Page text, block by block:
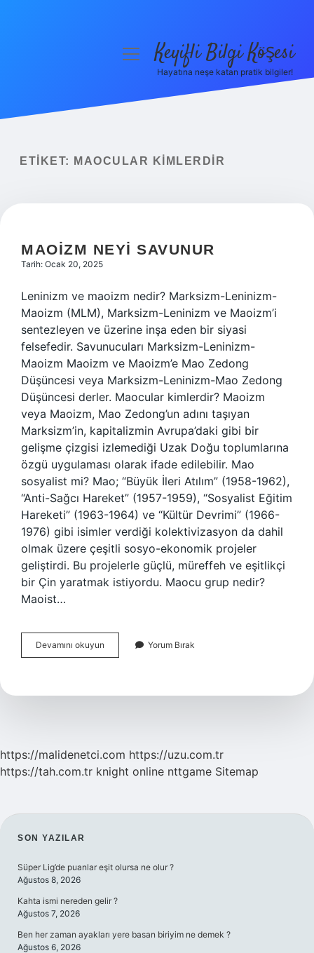
Yasal Uyarı
menüyüKeyifli Bilgi Köşesi
Hayatına neşe katan pratik bilgiler!
ETIKET: MAOCULAR KIMLERDIR
MAOIZM NEYI SAVUNUR
Tarih: Ocak 20, 2025
Leninizm ve maoizm nedir? Marksizm-Leninizm-
Maoizm (MLM), Marksizm-Leninizm ve Maoizm’i
sentezleyen ve üzerine inşa eden bir siyasi
felsefedir. Savunucuları Marksizm-Leninizm-
Maoizm Maoizm ve Maoizm’e Mao Zedong
Düşüncesi veya Marksizm-Leninizm-Mao Zedong
Düşüncesi derler. Maocular kimlerdir? Maoizm
veya Maoizm, Mao Zedong’un adını taşıyan
Marksizm’in, kapitalizmin Avrupa’daki gibi bir
gelişme çizgisi izlemediği Uzak Doğu toplumlarına
özgü uygulaması olarak ifade edilebilir. Mao
sosyalist mi? Mao; “Büyük İleri Atılım” (1958-1962),
“Anti-Sağcı Hareket” (1957-1959), “Sosyalist Eğitim
Hareketi” (1963-1964) ve “Kültür Devrimi” (1966-
1976) gibi isimler verdiği kolektivizasyon da dahil
olmak üzere çeşitli sosyo-ekonomik projeler
geliştirdi. Bu projelerle güçlü, müreffeh ve eşitlikçi
bir Çin yaratmak istiyordu. Maocu grup nedir?
Maoist…
Devamını okuyun
Neyi
Yorum Bırak
https://malidenetci.com https://uzu.com.tr
https://tah.com.tr knight online nttgame Sitemap
SIDEBAR
SON YAZILAR
Süper Lig’de puanlar eşit olursa ne olur ?
Ağustos 8, 2026
Kahta ismi nereden gelir ?
Ağustos 7, 2026
Ben her zaman ayakları yere basan biriyim ne demek ?
Ağustos 6, 2026